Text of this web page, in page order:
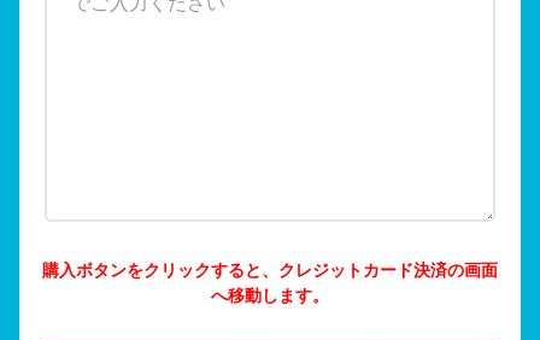
購入ボタンをクリックすると、クレジットカード決済の画面
へ移動します。